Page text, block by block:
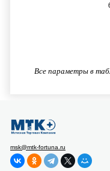
Все параметры в
msk@mtk-fortuna.ru